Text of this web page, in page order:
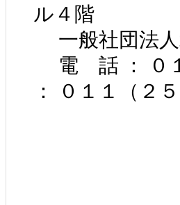
ル４階
一般社団法人
電 話 ： ０
： ０１１（２